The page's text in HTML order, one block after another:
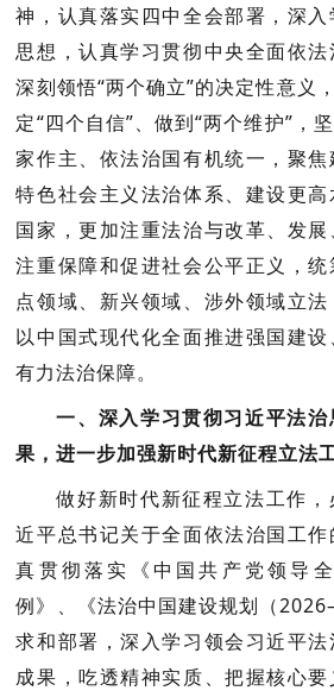
神，认真落实四中全会部署，深
思想，认真学习贯彻中央全面依法
深刻领悟“两个确立”的决定性意义
定“四个自信”、做到“两个维护”，
家作主、依法治国有机统一，聚
特色社会主义法治体系、建设更
国家，更加注重法治与改革、发
注重保障和促进社会公平正义，
点领域、新兴领域、涉外领域立
以中国式现代化全面推进强国建
有力法治保障。
一、深入学习贯彻习近平法
果，进一步加强新时代新征程立法
做好新时代新征程立法工作
近平总书记关于全面依法治国工
真贯彻落实《中国共产党领导
例》、《法治中国建设规划（
求和部署，深入学习领会习近平
成果，吃透精神实质、把握核心要